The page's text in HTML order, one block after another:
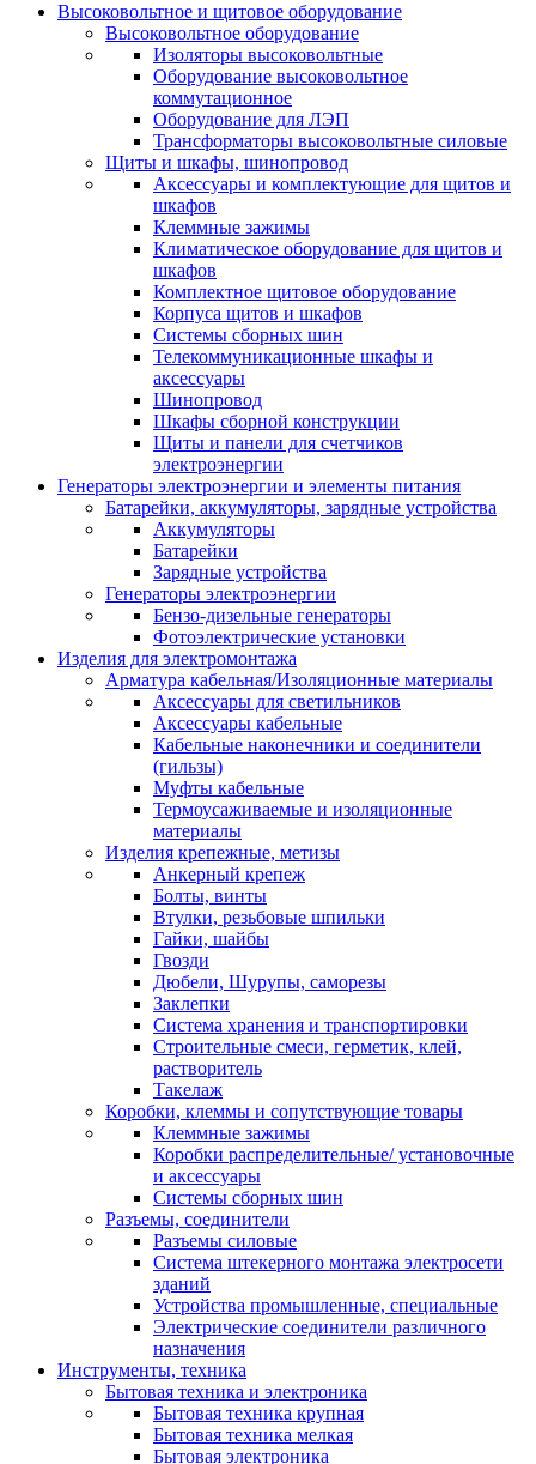
Высоковольтное и щитовое оборудование
Высоковольтное оборудование
Изоляторы высоковольтные
Оборудование высоковольтное
коммутационное
Оборудование для ЛЭП
Трансформаторы высоковольтные силовые
Щиты и шкафы, шинопровод
Аксессуары и комплектующие для щитов и
шкафов
Клеммные зажимы
Климатическое оборудование для щитов и
шкафов
Комплектное щитовое оборудование
Корпуса щитов и шкафов
Системы сборных шин
Телекоммуникационные шкафы и
аксессуары
Шинопровод
Шкафы сборной конструкции
Щиты и панели для счетчиков
электроэнергии
Генераторы электроэнергии и элементы питания
Батарейки, аккумуляторы, зарядные устройства
Аккумуляторы
Батарейки
Зарядные устройства
Генераторы электроэнергии
Бензо-дизельные генераторы
Фотоэлектрические установки
Изделия для электромонтажа
Арматура кабельная/Изоляционные материалы
Аксессуары для светильников
Аксессуары кабельные
Кабельные наконечники и соединители
(гильзы)
Муфты кабельные
Термоусаживаемые и изоляционные
материалы
Изделия крепежные, метизы
Анкерный крепеж
Болты, винты
Втулки, резьбовые шпильки
Гайки, шайбы
Гвозди
Дюбели, Шурупы, саморезы
Заклепки
Система хранения и транспортировки
Строительные смеси, герметик, клей,
растворитель
Такелаж
Коробки, клеммы и сопутствующие товары
Клеммные зажимы
Коробки распределительные/ установочные
и аксессуары
Системы сборных шин
Разъемы, соединители
Разъемы силовые
Система штекерного монтажа электросети
зданий
Устройства промышленные, специальные
Электрические соединители различного
назначения
Инструменты, техника
Бытовая техника и электроника
Бытовая техника крупная
Бытовая техника мелкая
Бытовая электроника